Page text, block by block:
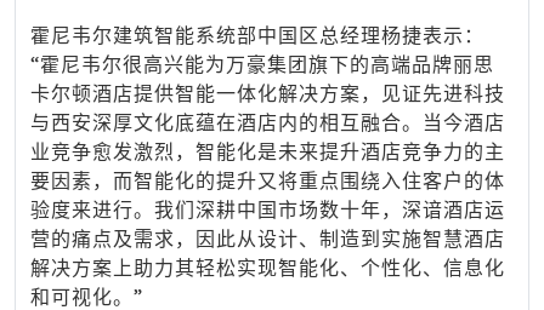
霍尼韦尔建筑智能系统部中国区总经理杨捷表示：
“霍尼韦尔很高兴能为万豪集团旗下的高端品牌丽思
卡尔顿酒店提供智能一体化解决方案，见证先进科技
与西安深厚文化底蕴在酒店内的相互融合。当今酒店
业竞争愈发激烈，智能化是未来提升酒店竞争力的主
要因素，而智能化的提升又将重点围绕入住客户的体
验度来进行。我们深耕中国市场数十年，深谙酒店运
营的痛点及需求，因此从设计、制造到实施智慧酒店
解决方案上助力其轻松实现智能化、个性化、信息化
和可视化。”